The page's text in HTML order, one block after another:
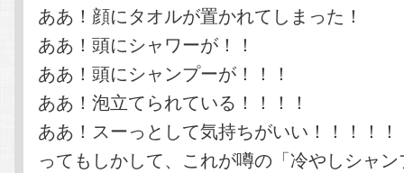
ああ！顔にタオルが置かれてしまった！
ああ！頭にシャワーが！！
ああ！頭にシャンプーが！！！
ああ！泡立てられている！！！！
ああ！スーっとして気持ちがいい！！！！！
ってもしかして、これが噂の「冷やしシャ